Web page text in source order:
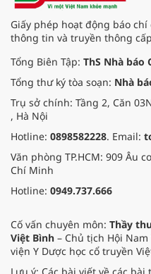
Giấy phép hoạt động báo chí
thông tin và truyền thông
Tổng Biên Tập: ThS Nhà báo
Tổng thư ký tòa soạn: Nhà
Trụ sở chính: Tầng 2, Căn
, Hà Nội
Hotline: 0898582228. Email:
Văn phòng TP.HCM: 909 Âu
Chí Minh
Hotline: 0949.737.666
Cố vấn chuyên môn: Thầy
Việt Bình – Chủ tịch Hội
viện Y Dược học cổ truyền